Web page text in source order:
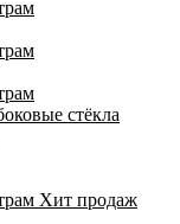
стёкла
Хит продаж